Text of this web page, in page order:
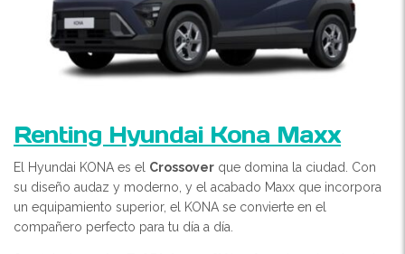
Renting Hyundai Kona Maxx
El Hyundai KONA es el Crossover que domina la ciudad. Con
su diseño audaz y moderno, y el acabado Maxx que incorpora
un equipamiento superior, el KONA se convierte en el
compañero perfecto para tu día a día.